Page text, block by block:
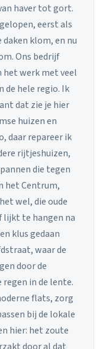
haver tot gort.
eerst als
klom, en nu
Ons bedrijf
het werk met veel
de hele regio. Ik
dat zie je hier
huizen en
daar repareer ik
rijtjeshuizen,
die tegen
het Centrum,
wel, die oude
lijkt te hangen na
klus gedaan
waar de
door de
in de lente.
flats, zorg
bij de lokale
hier: het zoute